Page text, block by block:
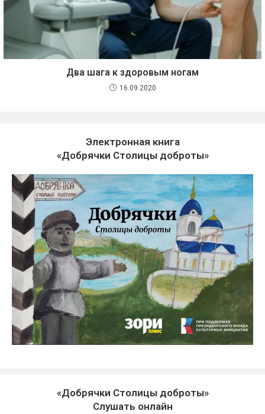
Два шага к здоровым ногам
16.09.2020
Электронная книга
«Добрячки Столицы доброты»
«Добрячки Столицы доброты»
Слушать онлайн